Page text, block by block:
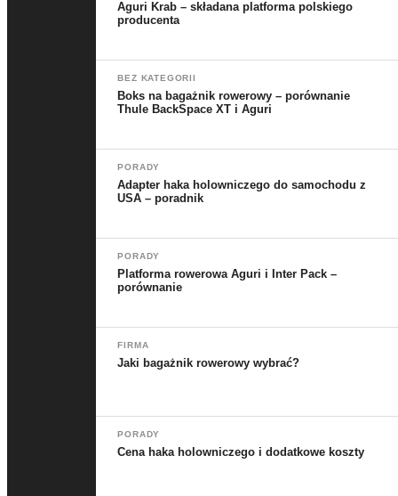
Aguri Krab – składana platforma polskiego
producenta
BEZ KATEGORII
Boks na bagażnik rowerowy – porównanie
Thule BackSpace XT i Aguri
PORADY
Adapter haka holowniczego do samochodu z
USA – poradnik
PORADY
Platforma rowerowa Aguri i Inter Pack –
porównanie
FIRMA
Jaki bagażnik rowerowy wybrać?
PORADY
Cena haka holowniczego i dodatkowe koszty